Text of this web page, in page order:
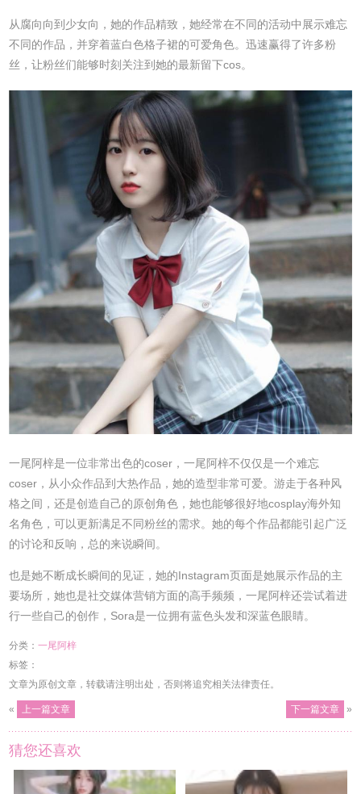
从腐向向到少女向，她的作品精致，她经常在不同的活动中展示难忘
不同的作品，并穿着蓝白色格子裙的可爱角色。迅速赢得了许多粉
丝，让粉丝们能够时刻关注到她的最新留下cos。
一尾阿梓是一位非常出色的coser，一尾阿梓不仅仅是一个难忘
coser，从小众作品到大热作品，她的造型非常可爱。游走于各种风
格之间，还是创造自己的原创角色，她也能够很好地cosplay海外知
名角色，可以更新满足不同粉丝的需求。她的每个作品都能引起广泛
的讨论和反响，总的来说瞬间。
也是她不断成长瞬间的见证，她的Instagram页面是她展示作品的主
要场所，她也是社交媒体营销方面的高手频频，一尾阿梓还尝试着进
行一些自己的创作，Sora是一位拥有蓝色头发和深蓝色眼睛。
分类：一尾阿梓
标签：
文章为原创文章，转载请注明出处，否则将追究相关法律责任。
« 上一篇文章 下一篇文章 »
猜您还喜欢